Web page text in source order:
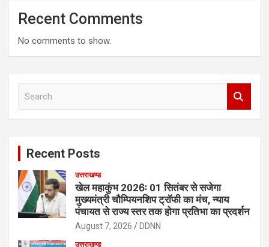
Recent Comments
No comments to show.
Recent Posts
उत्तराखण्ड
खेल महाकुंभ 2026ः 01 सितंबर से सजेगा
मुख्यमंत्री चौम्पियनशिप ट्रॉफी का मंच, न्याय
पंचायत से राज्य स्तर तक होगा प्रतिभा का प्रदर्शन
August 7, 2026 DDNN
उत्तराखण्ड